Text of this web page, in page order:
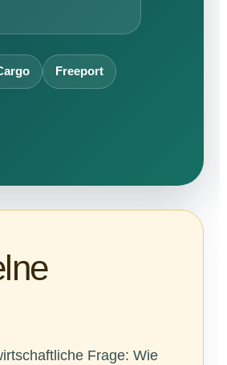
Freeport
Frage: Wie